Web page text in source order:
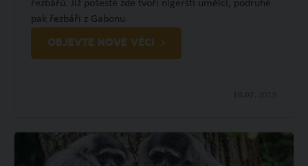
řezbářů. Již pošesté zde tvoří nigerští umělci, podruhé
pak řezbáři z Gabonu
OBJEVTE NOVÉ VĚCI